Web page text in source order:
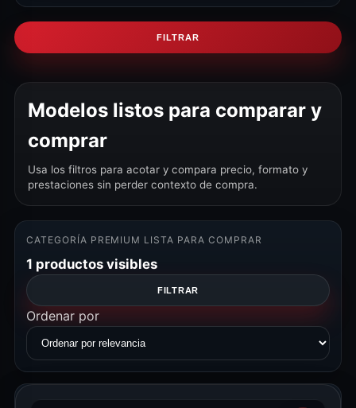
FILTRAR
Modelos listos para comparar y
comprar
Usa los filtros para acotar y compara precio, formato y
prestaciones sin perder contexto de compra.
CATEGORÍA PREMIUM LISTA PARA COMPRAR
1 productos visibles
FILTRAR
Ordenar por